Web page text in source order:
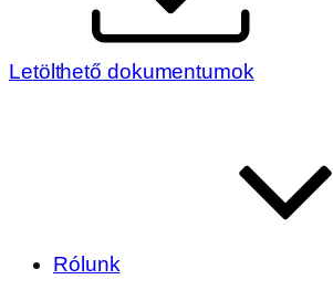
Letölthető dokumentumok
Rólunk